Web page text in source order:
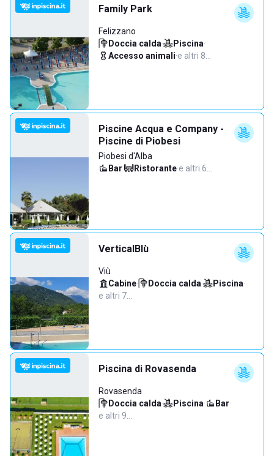
Family Park
Felizzano
Doccia calda· Piscina·
Accesso animali·e altri 8…
Piscine Acqua e Company -
Piscine di Piobesi
Piobesi d'Alba
Bar· Ristorante·e altri 6…
VerticalBlù
Viù
Cabine· Doccia calda· Piscina·
e altri 7…
Piscina di Rovasenda
Rovasenda
Doccia calda· Piscina· Bar·
e altri 9…